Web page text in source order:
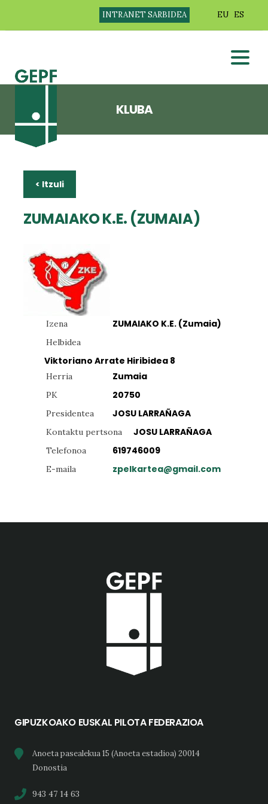
INTRANET SARBIDEA EU ES
KLUBA
< Itzuli
ZUMAIAKO K.E. (ZUMAIA)
Izena ZUMAIAKO K.E. (Zumaia)
Helbidea
Viktoriano Arrate Hiribidea 8
Herria Zumaia
PK 20750
Presidentea JOSU LARRAÑAGA
Kontaktu pertsona JOSU LARRAÑAGA
Telefonoa 619746009
E-maila zpelkartea@gmail.com
GIPUZKOAKO EUSKAL PILOTA FEDERAZIOA
Anoeta pasealekua 15 (Anoeta estadioa) 20014
Donostia
943 47 14 63